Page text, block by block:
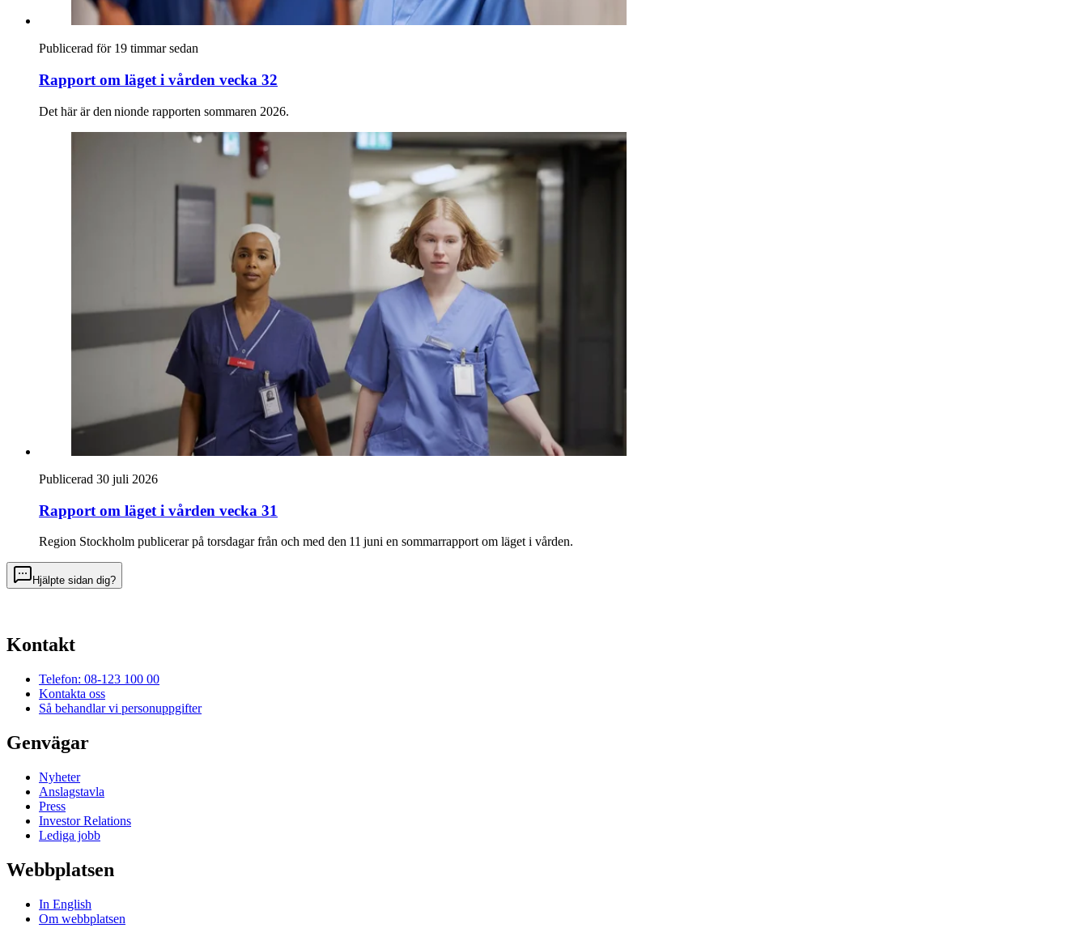
Publicerad för 19 timmar sedan
Rapport om läget i vården vecka 32
Det här är den nionde rapporten sommaren 2026.
Publicerad 30 juli 2026
Rapport om läget i vården vecka 31
Region Stockholm publicerar på torsdagar från och med den 11 juni en sommarrapport om läget i vården.
Hjälpte sidan dig?
Kontakt
Telefon: 08-123 100 00
Kontakta oss
Så behandlar vi personuppgifter
Genvägar
Nyheter
Anslagstavla
Press
Investor Relations
Lediga jobb
Webbplatsen
In English
Om webbplatsen